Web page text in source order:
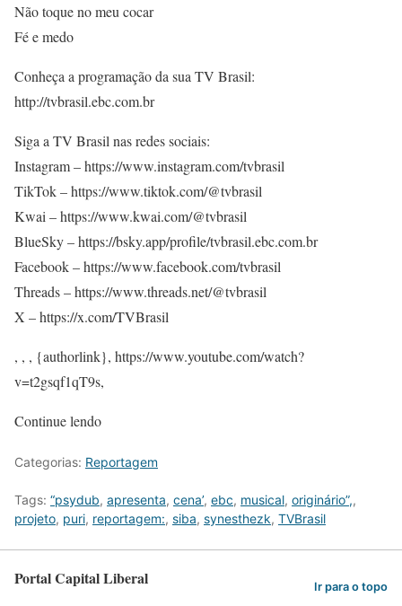
Não toque no meu cocar
Fé e medo
Conheça a programação da sua TV Brasil:
http://tvbrasil.ebc.com.br
Siga a TV Brasil nas redes sociais:
Instagram – https://www.instagram.com/tvbrasil
TikTok – https://www.tiktok.com/@tvbrasil
Kwai – https://www.kwai.com/@tvbrasil
BlueSky – https://bsky.app/profile/tvbrasil.ebc.com.br
Facebook – https://www.facebook.com/tvbrasil
Threads – https://www.threads.net/@tvbrasil
X – https://x.com/TVBrasil
, , , {authorlink}, https://www.youtube.com/watch?
v=t2gsqf1qT9s,
Continue lendo
Categorias: Reportagem
Tags: “psydub, apresenta, cena’, ebc, musical, originário”,,
projeto, puri, reportagem:, siba, synesthezk, TVBrasil
Portal Capital Liberal Ir para o topo